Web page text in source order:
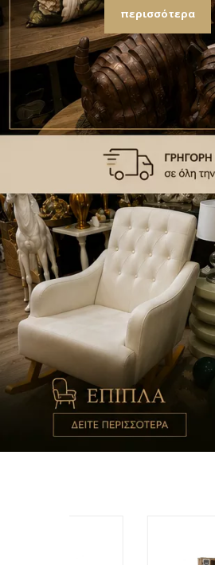
περισσότερα